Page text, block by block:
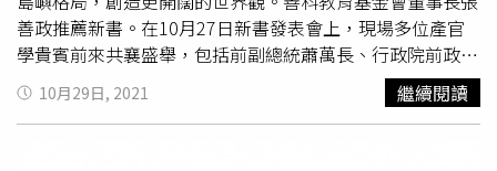
（https://lin.ee/TyFBnUa），讓法藍瓷 將2023一整年的幸
福與好運透過幸運瓷偶帶給您。
善政推薦新書。在10月27日新書發表會上，現場多位產官
學貴賓前來共襄盛舉，包括前副總統蕭萬長、行政院前政務
委員黃光男、中華民國三三企業交流會顧問林蒼生、財團法
人智榮文教基金會董事長施振榮、善科教育基金會董事長張
善政、交大經營管理研究所榮譽教授毛治國、德國經濟辦事
10月29日, 2021 繼續閱讀